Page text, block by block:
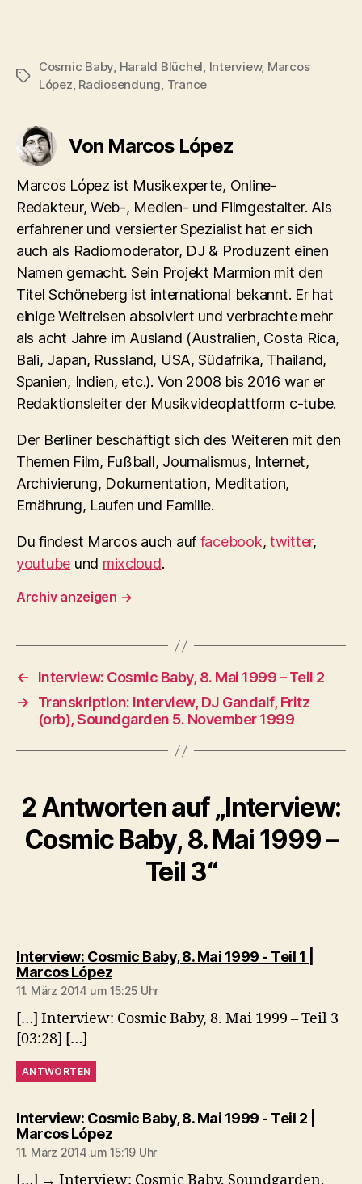
Schlagwörter
Cosmic Baby, Harald Blüchel, Interview, Marcos
López, Radiosendung, Trance
Von Marcos López
Marcos López ist Musikexperte, Online-
Redakteur, Web-, Medien- und Filmgestalter. Als
erfahrener und versierter Spezialist hat er sich
auch als Radiomoderator, DJ & Produzent einen
Namen gemacht. Sein Projekt Marmion mit den
Titel Schöneberg ist international bekannt. Er hat
einige Weltreisen absolviert und verbrachte mehr
als acht Jahre im Ausland (Australien, Costa Rica,
Bali, Japan, Russland, USA, Südafrika, Thailand,
Spanien, Indien, etc.). Von 2008 bis 2016 war er
Redaktionsleiter der Musikvideoplattform c-tube.
Der Berliner beschäftigt sich des Weiteren mit den
Themen Film, Fußball, Journalismus, Internet,
Archivierung, Dokumentation, Meditation,
Ernährung, Laufen und Familie.
Du findest Marcos auch auf facebook,twitter,
youtube und mixcloud.
Archiv anzeigen →
←
Interview: Cosmic Baby, 8. Mai 1999 – Teil 2
→
Transkription: Interview, DJ Gandalf, Fritz
(orb), Soundgarden 5. November 1999
2 Antworten auf „Interview:
Cosmic Baby, 8. Mai 1999 –
Teil 3“
Interview: Cosmic Baby, 8. Mai 1999 - Teil 1 |
Marcos Lópezsagt:
11. März 2014 um 15:25 Uhr
[…] Interview: Cosmic Baby, 8. Mai 1999 – Teil 3
[03:28] […]
ANTWORTEN
Interview: Cosmic Baby, 8. Mai 1999 - Teil 2 |
Marcos Lópezsagt:
11. März 2014 um 15:19 Uhr